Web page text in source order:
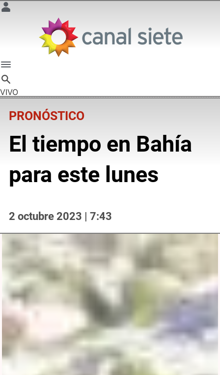
VIVO
PRONÓSTICO
El tiempo en Bahía
para este lunes
2 octubre 2023 | 7:43